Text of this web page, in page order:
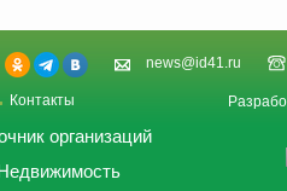
news@id41.ru
Контакты
организаций